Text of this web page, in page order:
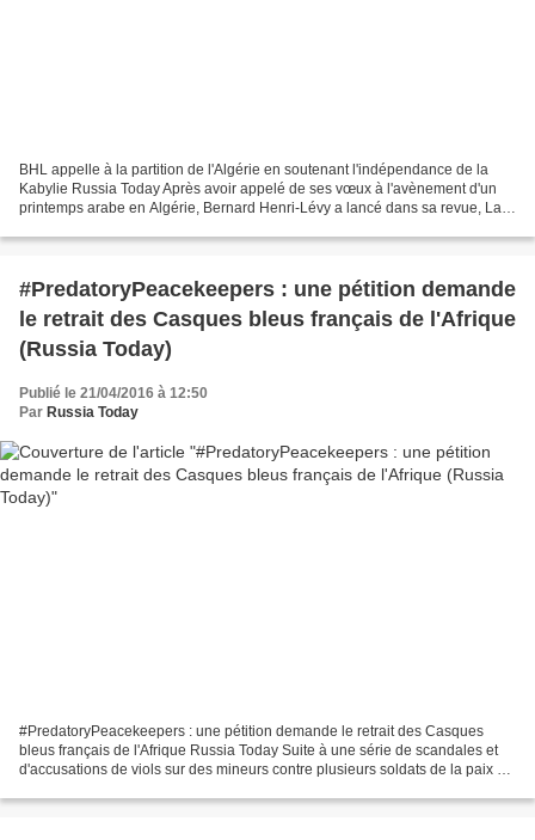
BHL appelle à la partition de l'Algérie en soutenant l'indépendance de la
Kabylie Russia Today Après avoir appelé de ses vœux à l'avènement d'un
printemps arabe en Algérie, Bernard Henri-Lévy a lancé dans sa revue, La
#PredatoryPeacekeepers : une pétition demande
le retrait des Casques bleus français de l'Afrique
(Russia Today)
Publié le 21/04/2016 à 12:50
Par Russia Today
#PredatoryPeacekeepers : une pétition demande le retrait des Casques
bleus français de l'Afrique Russia Today Suite à une série de scandales et
d'accusations de viols sur des mineurs contre plusieurs soldats de la paix de